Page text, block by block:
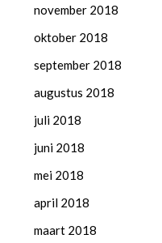
november 2018
oktober 2018
september 2018
augustus 2018
juli 2018
juni 2018
mei 2018
april 2018
maart 2018